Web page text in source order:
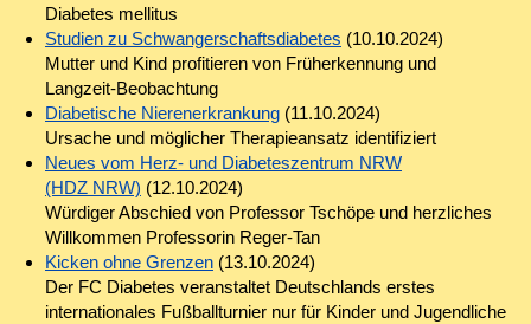
Diabetes mellitus
Studien zu Schwangerschaftsdiabetes (10.10.2024)
Mutter und Kind profitieren von Früherkennung und
Langzeit-Beobachtung
Diabetische Nierenerkrankung(11.10.2024)
Ursache und möglicher Therapieansatz identifiziert
Neues vom Herz- und Diabeteszentrum NRW
(HDZ NRW) (12.10.2024)
Würdiger Abschied von Professor Tschöpe und herzliches
Willkommen Professorin Reger-Tan
Kicken ohne Grenzen(13.10.2024)
Der FC Diabetes veranstaltet Deutschlands erstes
internationales Fußballturnier nur für Kinder und Jugendliche